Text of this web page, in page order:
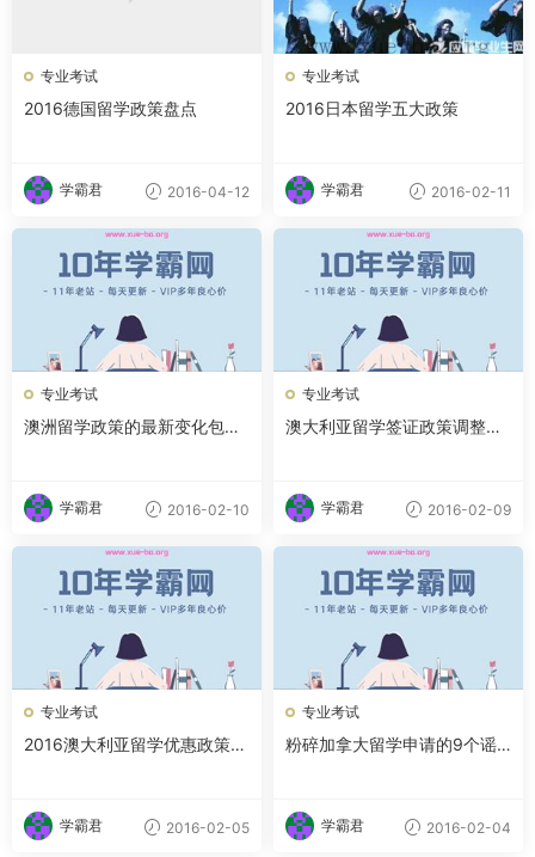
专业考试
2016德国留学政策盘点
学霸君 2016-04-12
专业考试
2016日本留学五大政策
学霸君 2016-02-11
专业考试
澳洲留学政策的最新变化包括
学霸君 2016-02-10
专业考试
澳大利亚留学签证政策调整的
学霸君 2016-02-09
专业考试
2016澳大利亚留学优惠政策大
学霸君 2016-02-05
专业考试
粉碎加拿大留学申请的9个谣
学霸君 2016-02-04